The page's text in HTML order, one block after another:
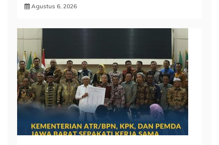
Agustus 6, 2026